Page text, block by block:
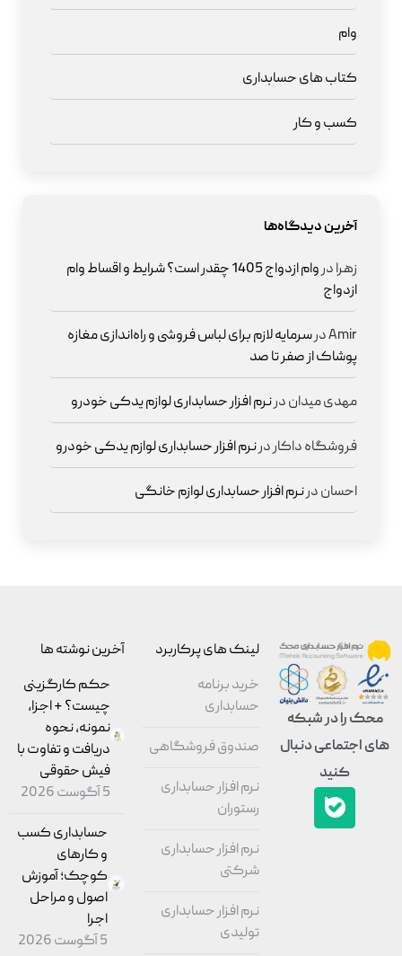
وام
کتاب های حسابداری
کسب و کار
آخرین دیدگاه‌ها
زهرادر
وام ازدواج 1405 چقدر است؟ شرایط و اقساط وام
ازدواج
Amirدرسرمایه لازم برای لباس فروشی و راه‌اندازی مغازه
پوشاک از صفر تا صد
مهدی میداندرنرم افزار حسابداری لوازم یدکی خودرو
فروشگاه داکاردرنرم افزار حسابداری لوازم یدکی خودرو
احساندرنرم افزار حسابداری لوازم خانگی
محک را در شبکه
های اجتماعی دنبال
کنید
لینک های پرکاربرد
خرید برنامه
حسابداری
صندوق فروشگاهی
نرم افزار حسابداری
رستوران
نرم افزار حسابداری
شرکتی
نرم افزار حسابداری
تولیدی
آخرین نوشته ها
حکم کارگزینی
چیست؟ + اجزا،
نمونه، نحوه
دریافت و تفاوت با
فیش حقوقی
5 آگوست 2026
حسابداری کسب
و کارهای
کوچک؛ آموزش
اصول و مراحل
اجرا
5 آگوست 2026